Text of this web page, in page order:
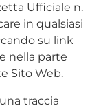
Ufficiale n.
in qualsiasi
su link
nella parte
Sito Web.
traccia